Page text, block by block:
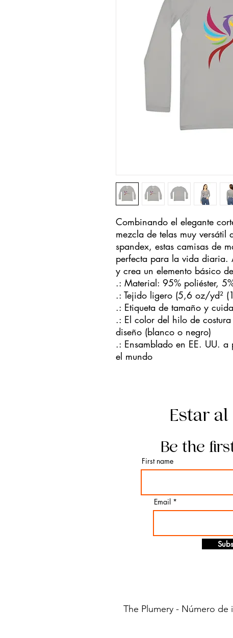
Combinando el elegante
mezcla de telas muy versátil
spandex, estas camisas de
perfecta para la vida diaria.
y crea un elemento básico
.: Material: 95% poliéster,
.: Tejido ligero (5,6 oz/yd²
.: Etiqueta de tamaño y
.: El color del hilo de
diseño (blanco o negro)
.: Ensamblado en EE. UU.
el mundo
Estar
Be the
First name
Email
The Plumery - Número de